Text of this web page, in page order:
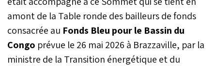
amont de la Table ronde des bailleurs de fonds
consacrée au Fonds Bleu pour le Bassin du
Congo prévue le 26 mai 2026 à Brazzaville, par la
ministre de la Transition énergétique et du